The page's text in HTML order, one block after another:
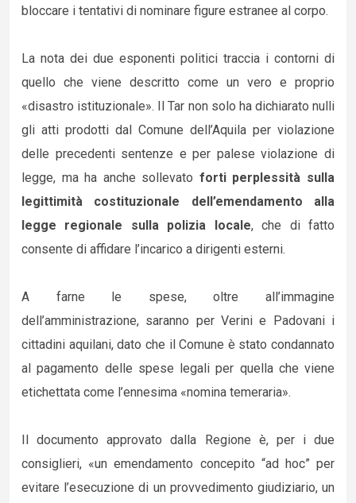
bloccare i tentativi di nominare figure estranee al corpo.
La nota dei due esponenti politici traccia i contorni di
quello che viene descritto come un vero e proprio
«disastro istituzionale». Il Tar non solo ha dichiarato nulli
gli atti prodotti dal Comune dell’Aquila per violazione
delle precedenti sentenze e per palese violazione di
legge, ma ha anche sollevato forti perplessità sulla
legittimità costituzionale dell’emendamento alla
legge regionale sulla polizia locale, che di fatto
consente di affidare l’incarico a dirigenti esterni.
A farne le spese, oltre all’immagine
dell’amministrazione, saranno per Verini e Padovani i
cittadini aquilani, dato che il Comune è stato condannato
al pagamento delle spese legali per quella che viene
etichettata come l’ennesima «nomina temeraria».
Il documento approvato dalla Regione è, per i due
consiglieri, «un emendamento concepito “ad hoc” per
evitare l’esecuzione di un provvedimento giudiziario, un